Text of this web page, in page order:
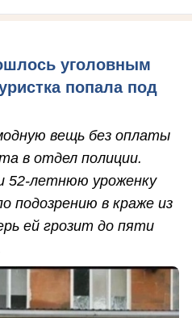
уголовным
попала под
вещь без оплаты
в отдел полиции.
52-летнюю уроженку
подозрению в краже из
ей грозит до пяти